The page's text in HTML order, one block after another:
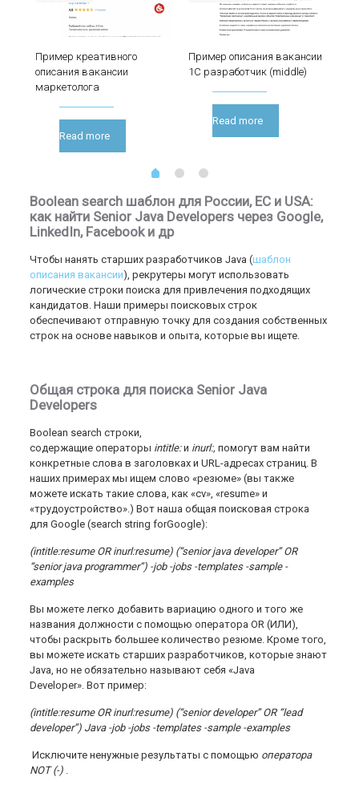
Пример креативного
описания вакансии
маркетолога
Read more
Пример описания вакансии
1С разработчик (middle)
Read more
Boolean search шаблон для России, EC и USA:
как найти Senior Java Developers через Google,
LinkedIn, Facebookи др
Чтобы нанять старших разработчиков Java (шаблон
описания вакансии), рекрутеры могут использовать
логические строки поиска для привлечения подходящих
кандидатов. Наши примеры поисковых строк
обеспечивают отправную точку для создания собственных
строк на основе навыков и опыта, которые вы ищете.
Общая строка для поиска Senior Java
Developers
Boolean search строки,
содержащие операторы intitle:и inurl:, помогут вам найти
конкретные слова в заголовках и URL-адресах страниц. В
наших примерах мы ищем слово «резюме» (вы также
можете искать такие слова, как «cv», «resume» и
«трудоустройство».) Вот наша общая поисковая строка
для Google (search string forGoogle):
(intitle:resume OR inurl:resume) (“senior java developer” OR
“senior java programmer”) -job -jobs -templates -sample -
examples
Вы можете легко добавить вариацию одного и того же
названия должности с помощью оператора OR (ИЛИ),
чтобы раскрыть большее количество резюме. Кроме того,
вы можете искать старших разработчиков, которые знают
Java, но не обязательно называют себя «Java
Developer». Вот пример:
(intitle:resume OR inurl:resume) (“senior developer” OR “lead
developer”) Java -job -jobs -templates -sample -examples
Исключите ненужные результаты с помощью оператора
NOT (-) .